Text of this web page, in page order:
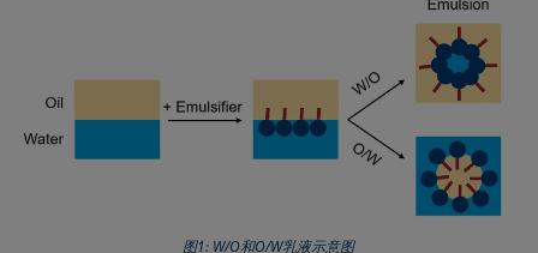
图1: W/O和O/W乳液示意图